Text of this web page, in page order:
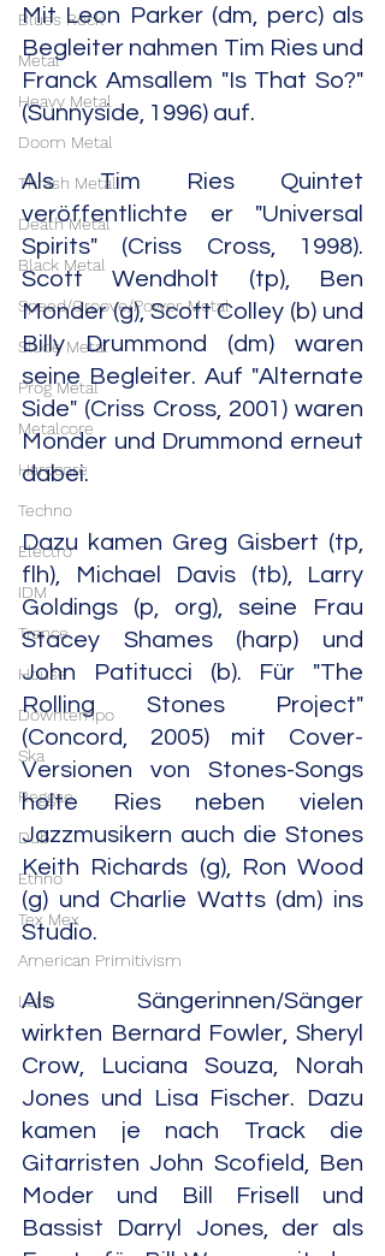
Blues Rock
Metal
Heavy Metal
Doom Metal
Thrash Metal
Death Metal
Black Metal
Speed/Groove/Power-Metal
Slude Metal
Prog Metal
Metalcore
Hardcore
Techno
Electro
IDM
Trance
House
Downtempo
Ska
Reggae
Dub
Ethno
Tex Mex
American Primitivism
Latin
Mit Leon Parker (dm, perc) als
Begleiter nahmen Tim Ries und
Franck Amsallem "Is That So?"
(Sunnyside, 1996) auf.
Als Tim Ries Quintet
veröffentlichte er "Universal
Spirits" (Criss Cross, 1998).
Scott Wendholt (tp), Ben
Monder (g), Scott Colley (b) und
Billy Drummond (dm) waren
seine Begleiter. Auf "Alternate
Side" (Criss Cross, 2001) waren
Monder und Drummond erneut
dabei.
Dazu kamen Greg Gisbert (tp,
flh), Michael Davis (tb), Larry
Goldings (p, org), seine Frau
Stacey Shames (harp) und
John Patitucci (b). Für "The
Rolling Stones Project"
(Concord, 2005) mit Cover-
Versionen von Stones-Songs
holte Ries neben vielen
Jazzmusikern auch die Stones
Keith Richards (g), Ron Wood
(g) und Charlie Watts (dm) ins
Studio.
Als Sängerinnen/Sänger
wirkten Bernard Fowler, Sheryl
Crow, Luciana Souza, Norah
Jones und Lisa Fischer. Dazu
kamen je nach Track die
Gitarristen John Scofield, Ben
Moder und Bill Frisell und
Bassist Darryl Jones, der als